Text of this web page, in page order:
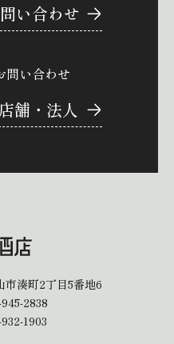
い合わせ
い合わせ
店舗・法人
市湊町2丁目5番地6
2838
1903